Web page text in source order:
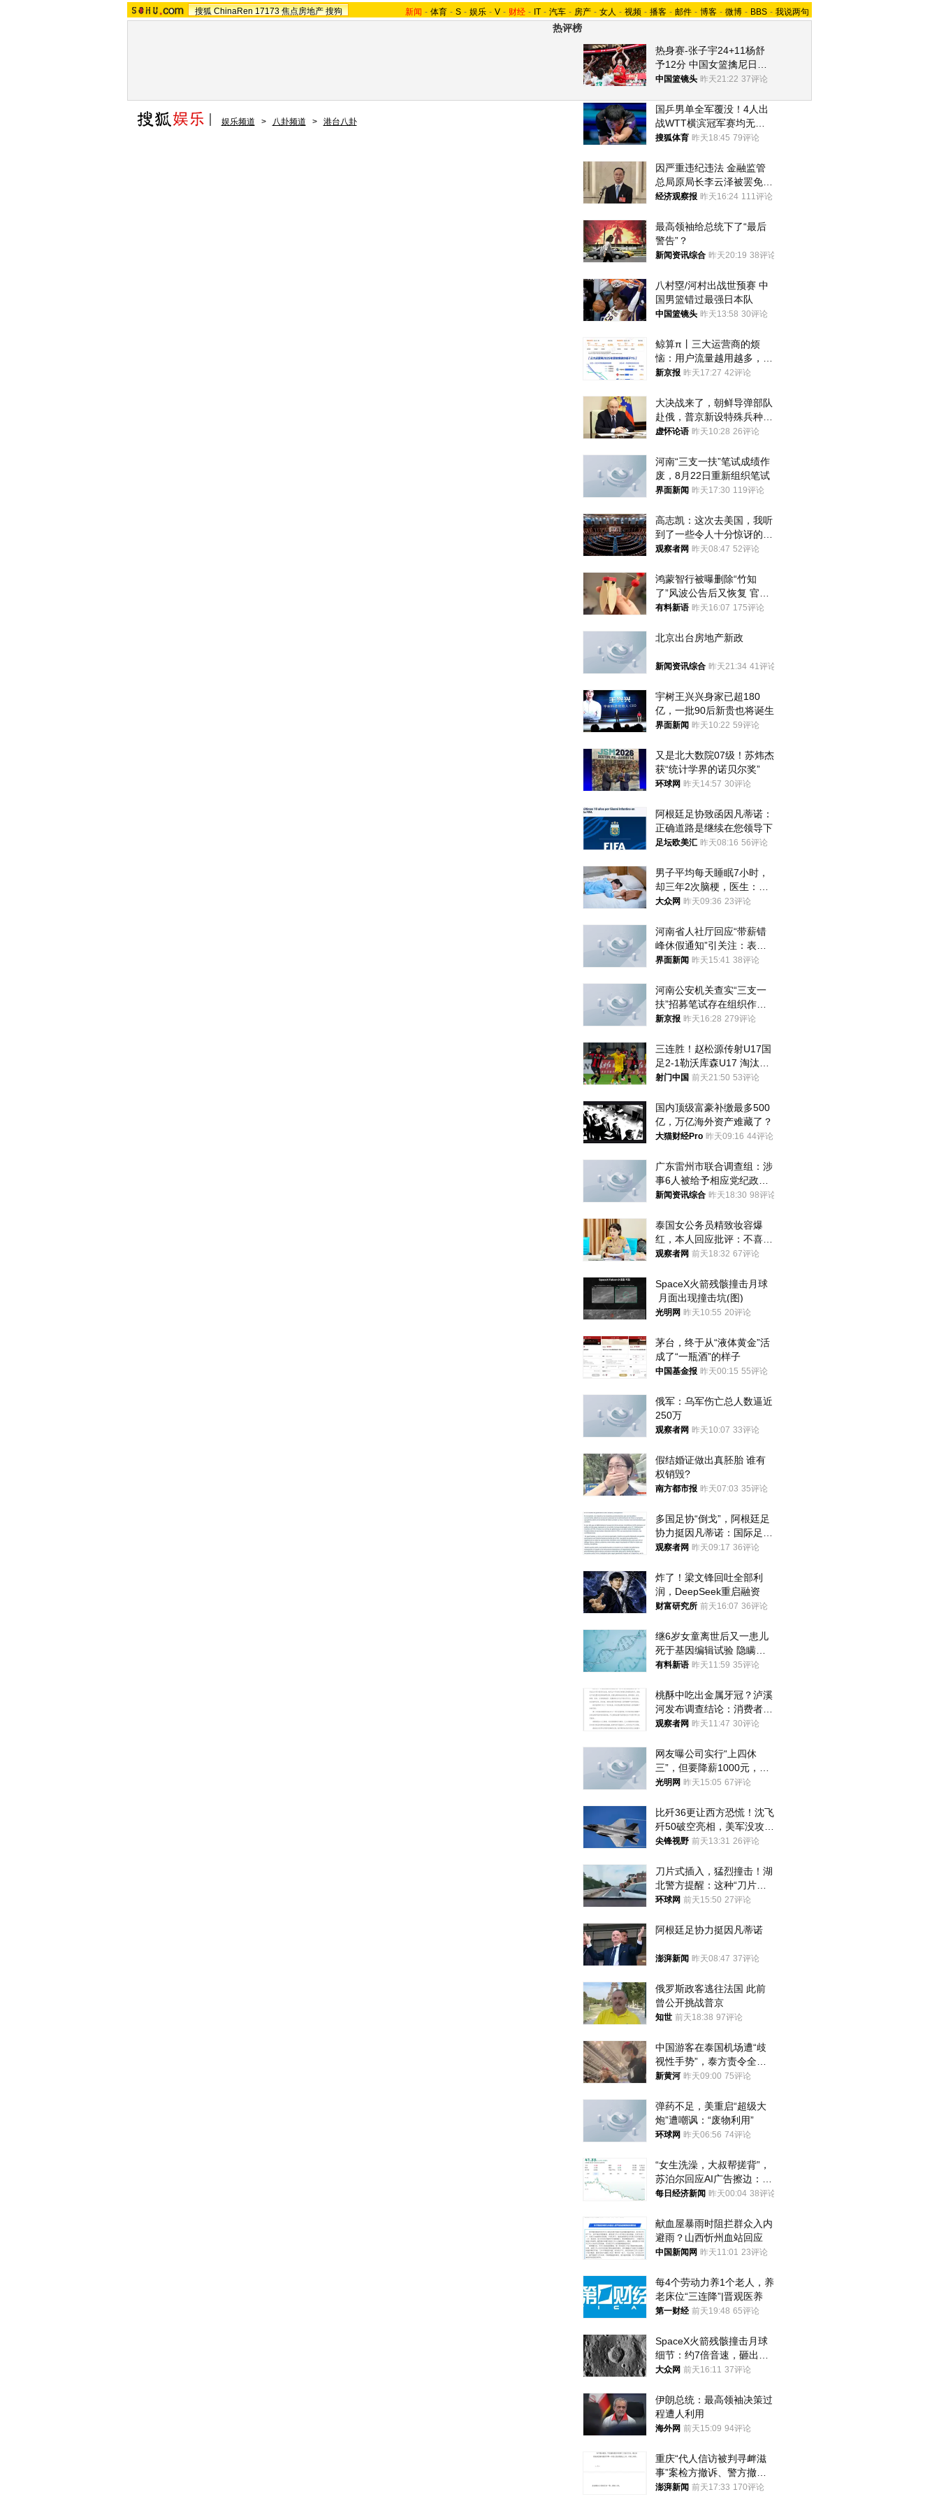
搜狐 ChinaRen 17173 焦点房地产 搜狗 新闻 - 体育 - S - 娱乐 - V - 财经 - IT - 汽车 - 房产 - 女人 - 视频 - 播客 - 邮件 - 博客 - 微博 - BBS - 我说两句
热评榜
热身赛-张子宇24+11杨舒
予12分 中国女篮擒尼日利
亚
中国篮镜头 昨天21:22 37评论
国乒男单全军覆没！4人出
战WTT横滨冠军赛均无缘
八强
搜狐体育 昨天18:45 79评论
因严重违纪违法 金融监管
总局原局长李云泽被罢免全
国人大代表
经济观察报 昨天16:24 111评论
最高领袖给总统下了“最后
警告”？
新闻资讯综合 昨天20:19 38评论
八村塁/河村出战世预赛 中
国男篮错过最强日本队
中国篮镜头 昨天13:58 30评论
鲸算π丨三大运营商的烦
恼：用户流量越用越多，收
入却越来越少
新京报 昨天17:27 42评论
大决战来了，朝鲜导弹部队
赴俄，普京新设特殊兵种，
76岁老将扛旗
虚怀论语 昨天10:28 26评论
河南“三支一扶”笔试成绩作
废，8月22日重新组织笔试
界面新闻 昨天17:30 119评论
高志凯：这次去美国，我听
到了一些令人十分惊讶的消
息
观察者网 昨天08:47 52评论
鸿蒙智行被曝删除“竹知
了”风波公告后又恢复 官媒
曾力挺：劝华为要大度的，
有料新语 昨天16:07 175评论
北京出台房地产新政
新闻资讯综合 昨天21:34 41评论
宇树王兴兴身家已超180
亿，一批90后新贵也将诞生
界面新闻 昨天10:22 59评论
又是北大数院07级！苏炜杰
获“统计学界的诺贝尔奖”
环球网 昨天14:57 30评论
阿根廷足协致函因凡蒂诺：
正确道路是继续在您领导下
足坛欧美汇 昨天08:16 56评论
男子平均每天睡眠7小时，
却三年2次脑梗，医生：这
样睡觉更伤身
大众网 昨天09:36 23评论
河南省人社厅回应“带薪错
峰休假通知”引关注：表述
不够准确，待修改后印发
界面新闻 昨天15:41 38评论
河南公安机关查实“三支一
扶”招募笔试存在组织作弊
犯罪行为
新京报 昨天16:28 279评论
三连胜！赵松源传射U17国
足2-1勒沃库森U17 淘汰赛
将战河床
射门中国 前天21:50 53评论
国内顶级富豪补缴最多500
亿，万亿海外资产难藏了？
大猫财经Pro 昨天09:16 44评论
广东雷州市联合调查组：涉
事6人被给予相应党纪政务
处分和组织处理
新闻资讯综合 昨天18:30 98评论
泰国女公务员精致妆容爆
红，本人回应批评：不喜欢
就别看
观察者网 前天18:32 67评论
SpaceX火箭残骸撞击月球
月面出现撞击坑(图)
光明网 昨天10:55 20评论
茅台，终于从“液体黄金”活
成了“一瓶酒”的样子
中国基金报 昨天00:15 55评论
俄军：乌军伤亡总人数逼近
250万
观察者网 昨天10:07 33评论
假结婚证做出真胚胎 谁有
权销毁?
南方都市报 昨天07:03 35评论
多国足协“倒戈”，阿根廷足
协力挺因凡蒂诺：国际足联
今后应继续在其领导下前行
观察者网 昨天09:17 36评论
炸了！梁文锋回吐全部利
润，DeepSeek重启融资
财富研究所 前天16:07 36评论
继6岁女童离世后又一患儿
死于基因编辑试验 隐瞒一
年才对外披露
有料新语 昨天11:59 35评论
桃酥中吃出金属牙冠？泸溪
河发布调查结论：消费者已
澄清，所发视频情况不属实
观察者网 昨天11:47 30评论
网友曝公司实行“上四休
三”，但要降薪1000元，不
接受只能辞职
光明网 昨天15:05 67评论
比歼36更让西方恐慌！沈飞
歼50破空亮相，美军没攻克
的技术被拿下
尖锋视野 前天13:31 26评论
刀片式插入，猛烈撞击！湖
北警方提醒：这种“刀片超
车”，太危险了
环球网 前天15:50 27评论
阿根廷足协力挺因凡蒂诺
澎湃新闻 昨天08:47 37评论
俄罗斯政客逃往法国 此前
曾公开挑战普京
知世 前天18:38 97评论
中国游客在泰国机场遭“歧
视性手势”，泰方责令全面
调查，对责任人采取最严厉
新黄河 昨天09:00 75评论
弹药不足，美重启“超级大
炮”遭嘲讽：“废物利用”
环球网 昨天06:56 74评论
“女生洗澡，大叔帮搓背”，
苏泊尔回应AI广告擦边：视
频全下架，已强化内容管理
每日经济新闻 昨天00:04 38评论
献血屋暴雨时阻拦群众入内
避雨？山西忻州血站回应
中国新闻网 昨天11:01 23评论
每4个劳动力养1个老人，养
老床位“三连降”|晋观医养
第一财经 前天19:48 65评论
SpaceX火箭残骸撞击月球
细节：约7倍音速，砸出直
径约30米撞击坑
大众网 前天16:11 37评论
伊朗总统：最高领袖决策过
程遭人利用
海外网 前天15:09 94评论
重庆“代人信访被判寻衅滋
事”案检方撤诉、警方撤
案，两被告人获国赔
澎湃新闻 前天17:33 170评论
娱乐频道 > 八卦频道 > 港台八卦